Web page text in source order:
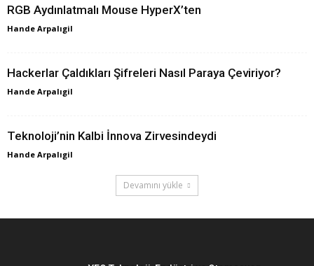
RGB Aydınlatmalı Mouse HyperX’ten
Hande Arpalıgil
Hackerlar Çaldıkları Şifreleri Nasıl Paraya Çeviriyor?
Hande Arpalıgil
Teknoloji’nin Kalbi İnnova Zirvesindeydi
Hande Arpalıgil
Devamını yükle